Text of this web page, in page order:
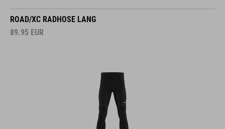
ROAD/XC RADHOSE LANG
89.95 EUR